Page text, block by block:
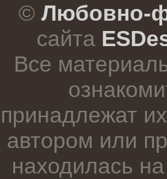
© Любовно-
сайта
Все
принадлежат
автором или
находилась